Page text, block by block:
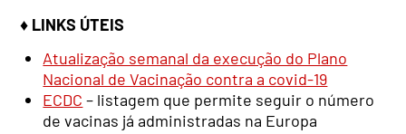
♦ LINKS ÚTEIS
Atualização semanal da execução do Plano
Nacional de Vacinação contra a covid-19
ECDC – listagem que permite seguir o número
de vacinas já administradas na Europa